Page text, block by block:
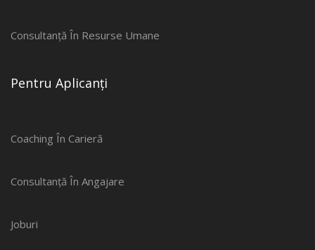
Consultanță În Resurse Umane
Pentru Aplicanți
Coaching În Carieră
Consultanță În Angajare
Joburi